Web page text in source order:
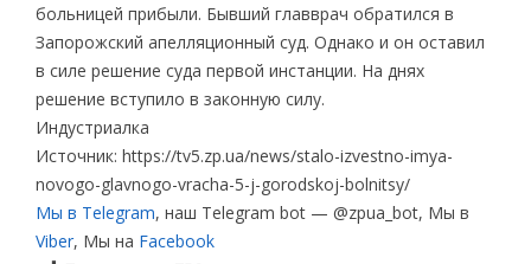
больницей прибыли. Бывший главврач обратился в
Запорожский апелляционный суд. Однако и он оставил
в силе решение суда первой инстанции. На днях
решение вступило в законную силу.
Индустриалка
Источник: https://tv5.zp.ua/news/stalo-izvestno-imya-
novogo-glavnogo-vracha-5-j-gorodskoj-bolnitsy/
Мы в Telegram, наш Telegram bot — @zpua_bot, Мы в
Viber, Мы на Facebook